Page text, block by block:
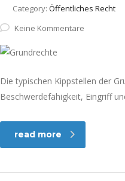
Category: Öffentliches Recht
Keine Kommentare
Die typischen Kippstellen der
Beschwerdefähigkeit, Eingriff
read more